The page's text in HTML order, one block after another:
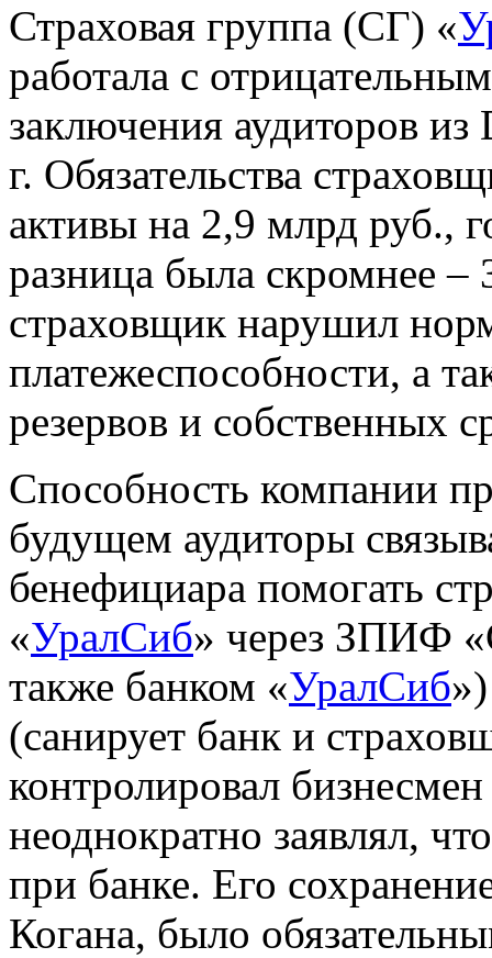
Страховая группа (СГ) «
работала с
заключения аудиторов из
г. Обязательства
активы на 2,9 млрд руб.,
разница была скромнее
страховщик нарушил
платежеспособности, а
резервов и собственных
Способность компании
будущем аудиторы
бенефициара помогать
«УралСиб» через ЗПИФ
также банком «УралСиб
(санирует банк и
контролировал
неоднократно заявлял,
при банке. Его
Когана, было